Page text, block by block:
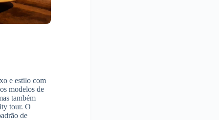
e estilo com
modelos de
também
tour. O
de